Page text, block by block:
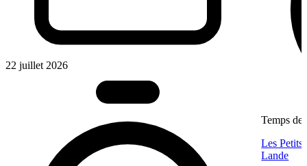
22 juillet 2026
Temps de
Les Petits
Lande